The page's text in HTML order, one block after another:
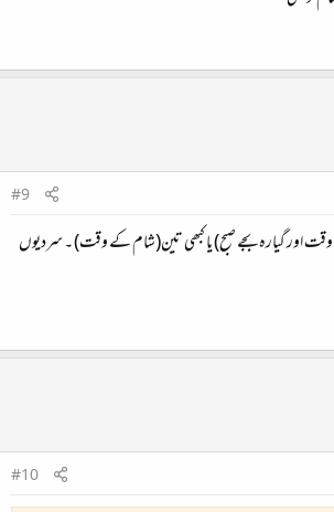
#9
اور گیارہ بجے صبح) یا کبھی تین(شام کے وقت) ۔ سردیوں
#10